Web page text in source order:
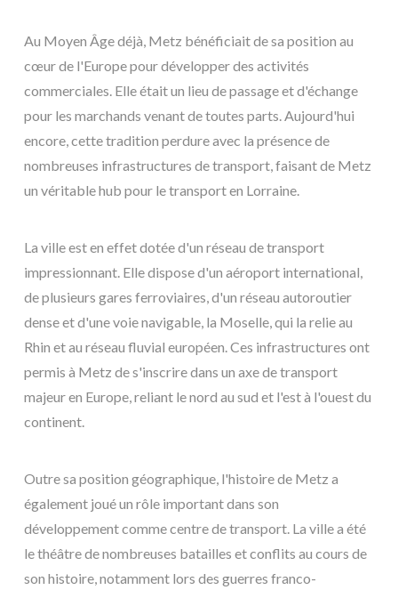
Au Moyen Âge déjà, Metz bénéficiait de sa position au
cœur de l'Europe pour développer des activités
commerciales. Elle était un lieu de passage et d'échange
pour les marchands venant de toutes parts. Aujourd'hui
encore, cette tradition perdure avec la présence de
nombreuses infrastructures de transport, faisant de Metz
un véritable hub pour le transport en Lorraine.
La ville est en effet dotée d'un réseau de transport
impressionnant. Elle dispose d'un aéroport international,
de plusieurs gares ferroviaires, d'un réseau autoroutier
dense et d'une voie navigable, la Moselle, qui la relie au
Rhin et au réseau fluvial européen. Ces infrastructures ont
permis à Metz de s'inscrire dans un axe de transport
majeur en Europe, reliant le nord au sud et l'est à l'ouest du
continent.
Outre sa position géographique, l'histoire de Metz a
également joué un rôle important dans son
développement comme centre de transport. La ville a été
le théâtre de nombreuses batailles et conflits au cours de
son histoire, notamment lors des guerres franco-